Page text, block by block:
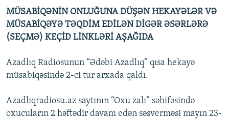
XƏBƏR BÜLLETENLƏRIMIZ
MÜSABİQƏNİN ONLUĞUNA DÜŞƏN HEKAYƏLƏR VƏ
MÜSABİQƏYƏ TƏQDİM EDİLƏN DİGƏR ƏSƏRLƏRƏ
(SEÇMƏ) KEÇİD LİNKLƏRİ AŞAĞIDA
Azadlıq Radiosunun “Ədəbi Azadlıq” qısa hekayə
müsabiqəsində 2-ci tur arxada qaldı.
Azadlıqradiosu.az saytının “Oxu zalı” səhifəsində
oxucuların 2 həftədir davam edən səsverməsi mayın 23-